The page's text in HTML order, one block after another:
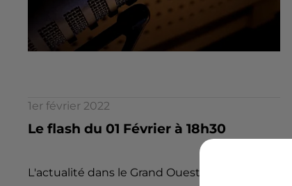
1er février 2022
Le flash du 01 Février à 18h30
L'actualité dans le Grand Ouest par la rédaction